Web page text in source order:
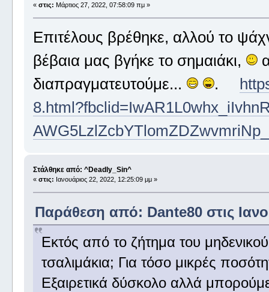
« στις: Μάρτιος 27, 2022, 07:58:09 πμ »
Επιτέλους βρέθηκε, αλλού το
βέβαια μας βγήκε το σημαιάκι,
διαπραγματευτούμε...
.
Στάλθηκε από: ^Deadly_Sin^
« στις: Ιανουάριος 22, 2022, 12:25:09 μμ »
Παράθεση από: Dante80 στις
Εκτός από το ζήτημα του
τσαλιμάκια; Για τόσο μικρές
Εξαιρετικά δύσκολο αλλά